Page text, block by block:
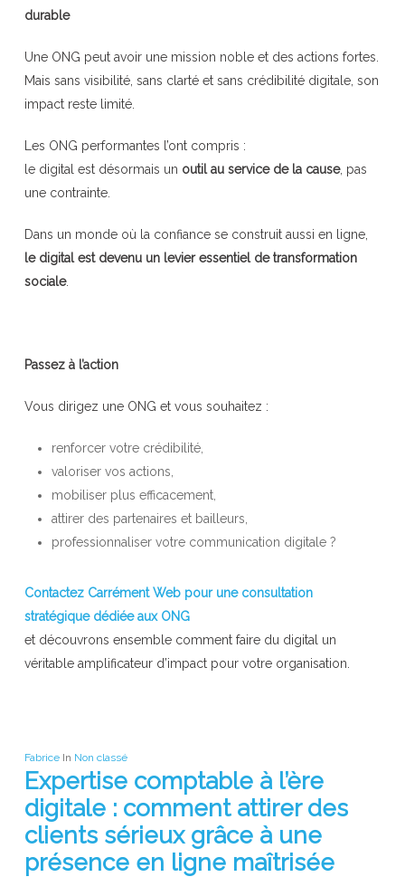
durable
Une ONG peut avoir une mission noble et des actions fortes.
Mais sans visibilité, sans clarté et sans crédibilité digitale, son
impact reste limité.
Les ONG performantes l’ont compris :
le digital est désormais un outil au service de la cause, pas
une contrainte.
Dans un monde où la confiance se construit aussi en ligne,
le digital est devenu un levier essentiel de transformation
sociale.
Passez à l’action
Vous dirigez une ONG et vous souhaitez :
renforcer votre crédibilité,
valoriser vos actions,
mobiliser plus efficacement,
attirer des partenaires et bailleurs,
professionnaliser votre communication digitale ?
Contactez Carrément Web pour une consultation
stratégique dédiée aux ONG
et découvrons ensemble comment faire du digital un
véritable amplificateur d’impact pour votre organisation.
Fabrice In Non classé
Expertise comptable à l’ère
digitale : comment attirer des
clients sérieux grâce à une
présence en ligne maîtrisée